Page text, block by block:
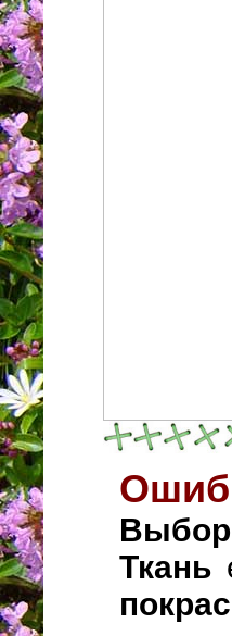
Выбор
Ткань